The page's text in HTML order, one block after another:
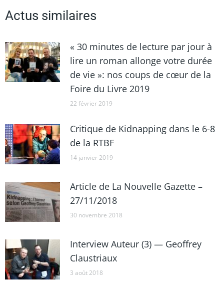
Actus similaires
« 30 minutes de lecture par jour à
lire un roman allonge votre durée
de vie »: nos coups de cœur de la
Foire du Livre 2019
22 février 2019
Critique de Kidnapping dans le 6-8
de la RTBF
14 janvier 2019
Article de La Nouvelle Gazette –
27/11/2018
30 novembre 2018
Interview Auteur (3) — Geoffrey
Claustriaux
3 août 2018